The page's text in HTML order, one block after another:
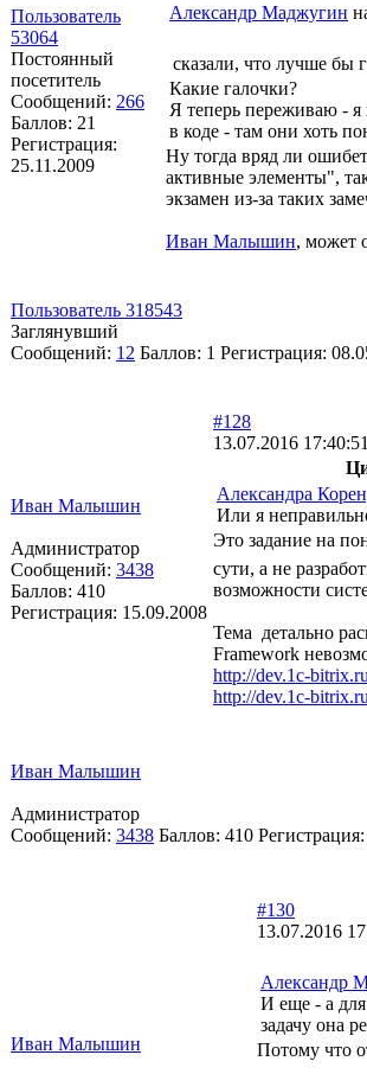
Пользователь
53064
Постоянный
посетитель
Сообщений: 266
Баллов: 21
Регистрация:
25.11.2009
Александр Маджугин
сказали, что лучше бы
Какие галочки?
Я теперь переживаю -
в коде - там они хоть
Ну тогда вряд ли
активные элементы",
экзамен из-за таких
Иван Малышин, может
Пользователь 318543
Заглянувший
Сообщений: 12 Баллов: 1 Регистрация:
Иван Малышин
Администратор
Сообщений: 3438
Баллов: 410
Регистрация: 15.09.2008
#128
13.07.2016 17:40:51
Александра
Или я
Это задание на
сути, а не
возможности
Тема детально
Framework
http://dev.1c-
http://dev.1c-
Иван Малышин
Администратор
Сообщений: 3438 Баллов: 410 Регистрация:
Иван Малышин
#130
13.07.2016
Александр
И еще - а
задачу она
Потому что